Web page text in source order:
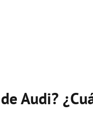
Audi?